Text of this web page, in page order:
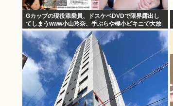
Gカップの現役添乗員、ドスケベDVDで限界露出し
てしまうwww小山玲奈、手ぶらや極小ビキニで大放
出！！新作「聖なる山」の動画＆画像まとめ！